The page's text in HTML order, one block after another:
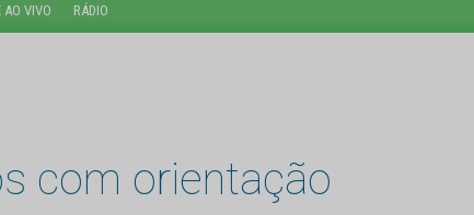
AO VIVO RÁDIO
com orientação